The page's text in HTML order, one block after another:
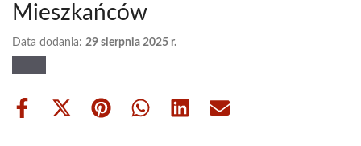
Mieszkańców
Data dodania: 29 sierpnia 2025 r.
Share
Share Share Share Share Share